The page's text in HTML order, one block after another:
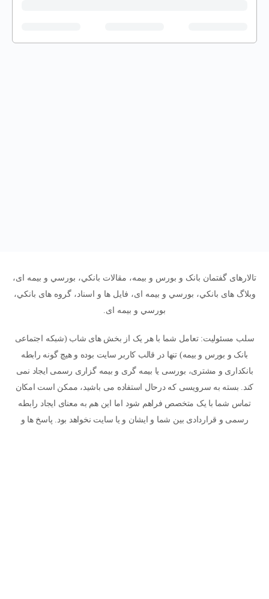
تالارهای گفتمان بانک و بورس و بیمه، مقالات بانکي، بورسي و بیمه ای،
وبلاگ های بانکي، بورسي و بیمه ای، فایل ها و اسناد، گروه های بانکي،
بورسي و بیمه ای.
سلب مسئولیت: تعامل شما با هر یک از بخش های شاب (شبکه اجتماعی
بانک و بورس و بیمه) تنها در قالب کاربر سایت بوده و هیچ گونه رابطه
بانکداری و مشتری، بورسی یا بیمه گری و بیمه گزاری رسمی ایجاد نمی
کند. بسته به سرویسی که درحال استفاده می باشید، ممکن است امکان
تماس شما با یک متخصص فراهم شود اما این هم به معنای ایجاد رابطه
رسمی و قراردادی بین شما و ایشان و یا سایت نخواهد بود. پاسخ ها و